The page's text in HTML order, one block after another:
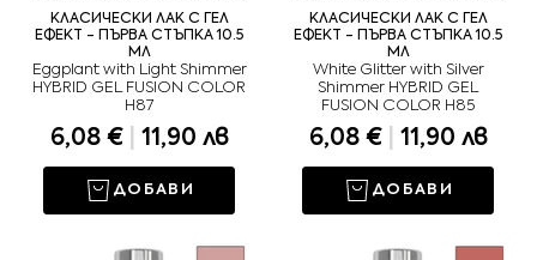
КЛАСИЧЕСКИ ЛАК С ГЕЛ
ЕФЕКТ - ПЪРВА СТЪПКА 10.5
МЛ
Eggplant with Light Shimmer
HYBRID GEL FUSION COLOR
H87
6,08 € 11,90 лв
ДОБАВИ
КЛАСИЧЕСКИ ЛАК С ГЕЛ
ЕФЕКТ - ПЪРВА СТЪПКА 10.5
МЛ
White Glitter with Silver
Shimmer HYBRID GEL
FUSION COLOR H85
6,08 € 11,90 лв
ДОБАВИ